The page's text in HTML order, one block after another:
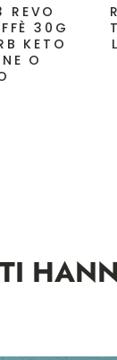
REVO
30G
KETO
O